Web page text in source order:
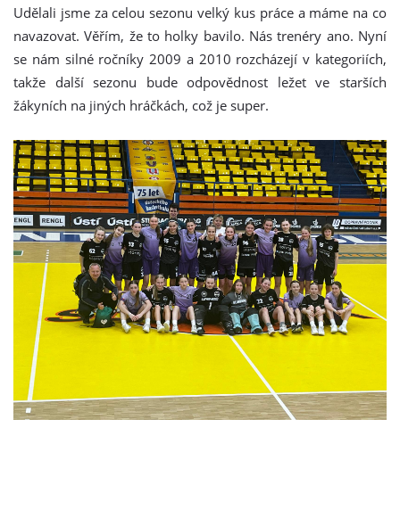
Udělali jsme za celou sezonu velký kus práce a máme na co
navazovat. Věřím, že to holky bavilo. Nás trenéry ano. Nyní
se nám silné ročníky 2009 a 2010 rozcházejí v kategoriích,
takže další sezonu bude odpovědnost ležet ve starších
žákyních na jiných hráčkách, což je super.